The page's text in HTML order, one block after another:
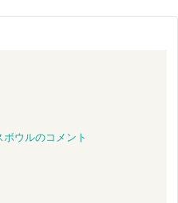
ウルのコメント